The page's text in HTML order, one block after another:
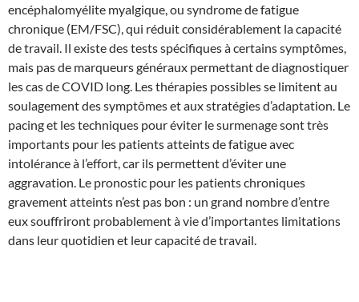
encéphalomyélite myalgique, ou syndrome de fatigue
chronique (EM/FSC), qui réduit considérablement la capacité
de travail. Il existe des tests spécifiques à certains symptômes,
mais pas de marqueurs généraux permettant de diagnostiquer
les cas de COVID long. Les thérapies possibles se limitent au
soulagement des symptômes et aux stratégies d’adaptation. Le
pacing et les techniques pour éviter le surmenage sont très
importants pour les patients atteints de fatigue avec
intolérance à l’effort, car ils permettent d’éviter une
aggravation. Le pronostic pour les patients chroniques
gravement atteints n’est pas bon : un grand nombre d’entre
eux souffriront probablement à vie d’importantes limitations
dans leur quotidien et leur capacité de travail.